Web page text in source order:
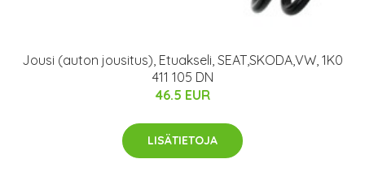
Jousi (auton jousitus), Etuakseli, SEAT,SKODA,VW, 1K0
411 105 DN
46.5 EUR
LISÄTIETOJA